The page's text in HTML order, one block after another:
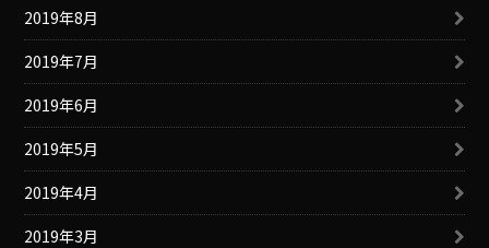
2019年8月
2019年7月
2019年6月
2019年5月
2019年4月
2019年3月